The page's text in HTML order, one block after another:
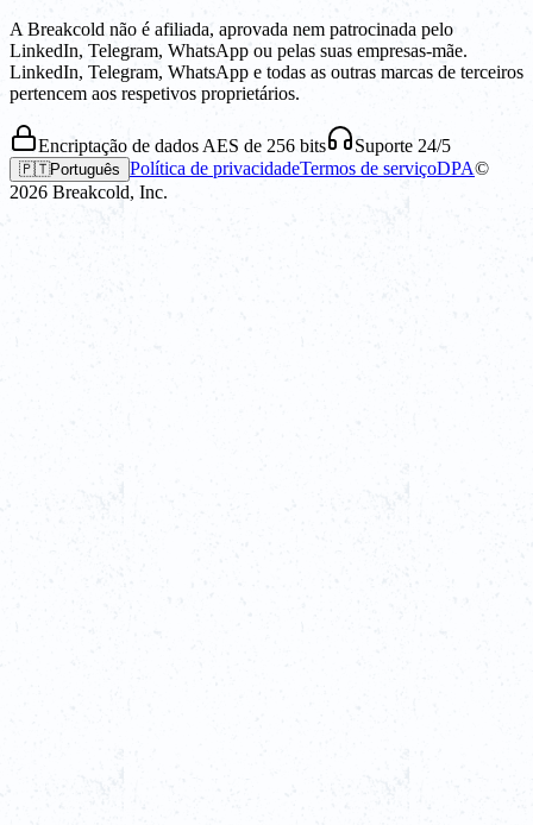
A Breakcold não é afiliada, aprovada nem patrocinada pelo
LinkedIn, Telegram, WhatsApp ou pelas suas empresas-mãe.
LinkedIn, Telegram, WhatsApp e todas as outras marcas de terceiros
pertencem aos respetivos proprietários.
Encriptação de dados AES de 256 bits Suporte 24/5
🇵🇹Português Política de privacidadeTermos de serviçoDPA©
2026 Breakcold, Inc.